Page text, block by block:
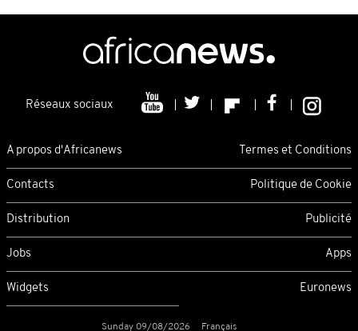
Réseaux sociaux
A propos d'Africanews Termes et Conditions
Contacts Politique de Cookie
Distribution Publicité
Jobs Apps
Widgets Euronews
Sunday 09/08/2026